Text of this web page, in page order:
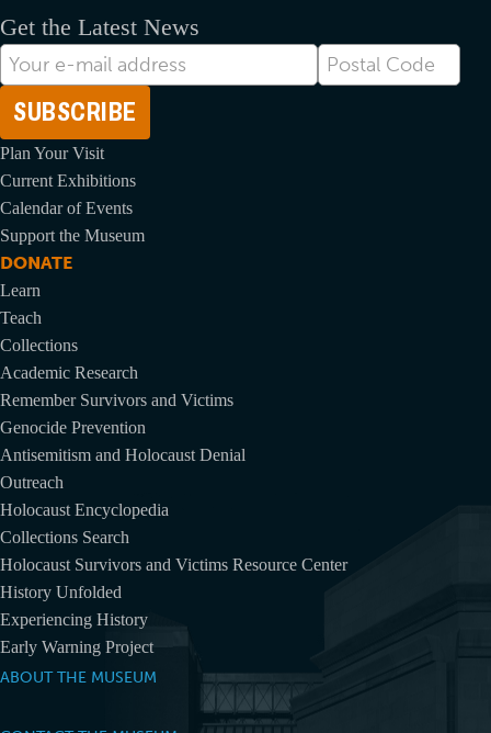
Get the Latest News
Adresse
électronique
Postal
Code
Plan Your Visit
Current Exhibitions
Calendar of Events
Support the Museum
DONATE
Learn
Teach
Collections
Academic Research
Remember Survivors and Victims
Genocide Prevention
Antisemitism and Holocaust Denial
Outreach
Holocaust Encyclopedia
Collections Search
Holocaust Survivors and Victims Resource Center
History Unfolded
Experiencing History
Early Warning Project
ABOUT THE MUSEUM